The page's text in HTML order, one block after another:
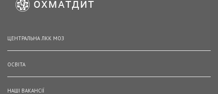
ЦЕНТРАЛЬНА ЛКК МОЗ
ОСВІТА
НАШІ ВАКАНСІЇ